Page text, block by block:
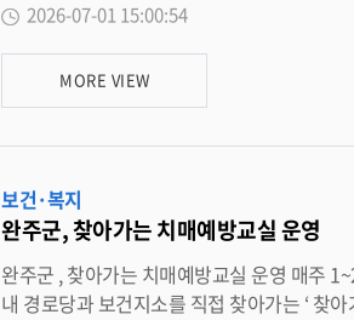
구축하고 , 다양한 복지서비스와 지역자원을 연계하기 위해 마련됐다 . 협약에 따라 양 기관은 ▲ 자립준비청년의 사회참여 확대를 위한 상
담 · 교육 · 취업 지원 ▲ 기관 사업 홍보 및 인적 · 물적 자원 교류 ▲ 지역복지 증진을 위한 자원봉사 활동 지원 ▲ 기타 상호 협력이 필요한
분야 등에서 적극 협력하기로 했다 . 이번 협약을 바탕으로 양 기관은 오는 7 월부터 11 월까지 ‘ 차오름 봉사단 지역사회 나눔활동 ’ 을 공동
추진한다 . 선덕보육원 생활아동과 청소년 15 명으로 구성된 차오름 봉사단은 관내 홀몸노인과 치매 어르신을 대상으로 반찬나눔 , 말벗 및
산책동행 , 인지 프로그램 진행 등 정기적인 봉사활동을 추진할 계획이다 . 이를 통해 공동체 의식과 사회적 책임감을 키우고 , 세대 간 교류
지역사회와의 협력이 무엇보다 중요하다 ” 며 “ 이번 협약을 계기로 자립준비청년들이 자신의 꿈을 실현하고 건강한 사회구성원으로 성장할
수 있도록 적극 지원하겠다 ” 고 말했다 . 윤당호 봉동읍장은 “ 지역사회와 함께하는 맞춤형 복지서비스를 확대해 자립준비청년들이 안정적
2026-07-01 15:00:54
MORE VIEW
보건·복지
완주군, 찾아가는 치매예방교실 운영
완주군 , 찾아가는 치매예방교실 운영 매주 1~2 회 경로당 보건지소서 인지건강 증진 활동 완주군 치매안심센터가 연말까지 매주 1~2 회 관
내 경로당과 보건지소를 직접 찾아가는 ‘ 찾아가는 치매예방교실 ’ 을 운영하며 지역 어르신들의 인지건강 증진과 치매 예방에 집중하고 있다